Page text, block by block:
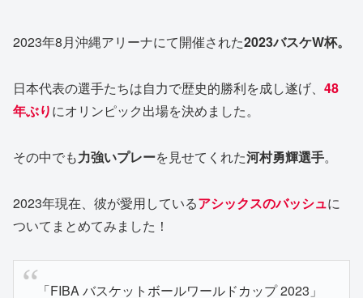
2023年8月沖縄アリーナにて開催された2023バスケW杯。
日本代表の選手たちは自力で歴史的勝利を成し遂げ、 48
年ぶりにオリンピック出場を決めました。
その中でも力強いプレーを見せてくれた河村勇輝選手。
2023年現在、彼が愛用しているアシックスのバッシュに
ついてまとめてみました！
「FIBA バスケットボールワールドカップ 2023」